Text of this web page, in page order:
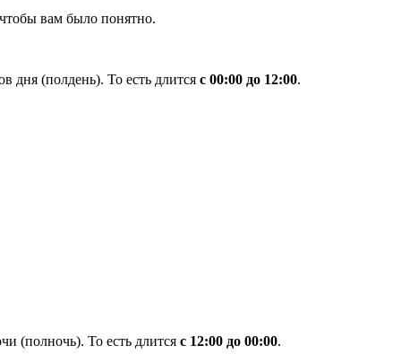
вам было понятно.
дня (полдень). То есть длится с 00:00 до 12:00.
(полночь). То есть длится с 12:00 до 00:00.